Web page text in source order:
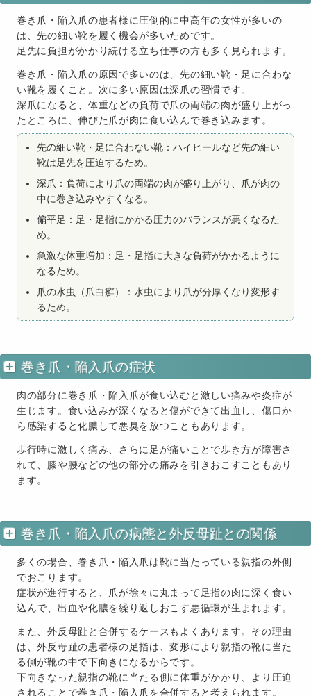
巻き爪・陥入爪の患者様に圧倒的に中高年の女性が多いの
は、先の細い靴を履く機会が多いためです。
足先に負担がかかり続ける立ち仕事の方も多く見られます。
巻き爪・陥入爪の原因で多いのは、先の細い靴・足に合わな
い靴を履くこと。次に多い原因は深爪の習慣です。
深爪になると、体重などの負荷で爪の両端の肉が盛り上がっ
たところに、伸びた爪が肉に食い込んで巻き込みます。
先の細い靴・足に合わない靴：ハイヒールなど先の細い
靴は足先を圧迫するため。
深爪：負荷により爪の両端の肉が盛り上がり、爪が肉の
中に巻き込みやすくなる。
偏平足：足・足指にかかる圧力のバランスが悪くなるた
め。
急激な体重増加：足・足指に大きな負荷がかかるように
なるため。
爪の水虫（爪白癬）：水虫により爪が分厚くなり変形す
るため。
巻き爪・陥入爪の症状
肉の部分に巻き爪・陥入爪が食い込むと激しい痛みや炎症が
生じます。食い込みが深くなると傷ができて出血し、傷口か
ら感染すると化膿して悪臭を放つこともあります。
歩行時に激しく痛み、さらに足が痛いことで歩き方が障害さ
れて、膝や腰などの他の部分の痛みを引きおこすこともあり
ます。
巻き爪・陥入爪の病態と外反母趾との関係
多くの場合、巻き爪・陥入爪は靴に当たっている親指の外側
でおこります。
症状が進行すると、爪が徐々に丸まって足指の肉に深く食い
込んで、出血や化膿を繰り返しおこす悪循環が生まれます。
また、外反母趾と合併するケースもよくあります。その理由
は、外反母趾の患者様の足指は、変形により親指の靴に当た
る側が靴の中で下向きになるからです。
下向きなった親指の靴に当たる側に体重がかかり、より圧迫
されることで巻き爪・陥入爪を合併すると考えられます。